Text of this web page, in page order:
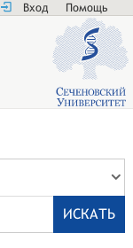
Вход Помощь